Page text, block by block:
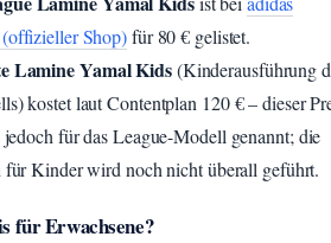
Shop)für 80 € gelistet.
Lamine Yamal Kids(Kinderausführung
kostet laut Contentplan 120 € – dieser
jedoch für das League-Modell genannt; die
für Kinder wird noch nicht überall geführt.
für Erwachsene?